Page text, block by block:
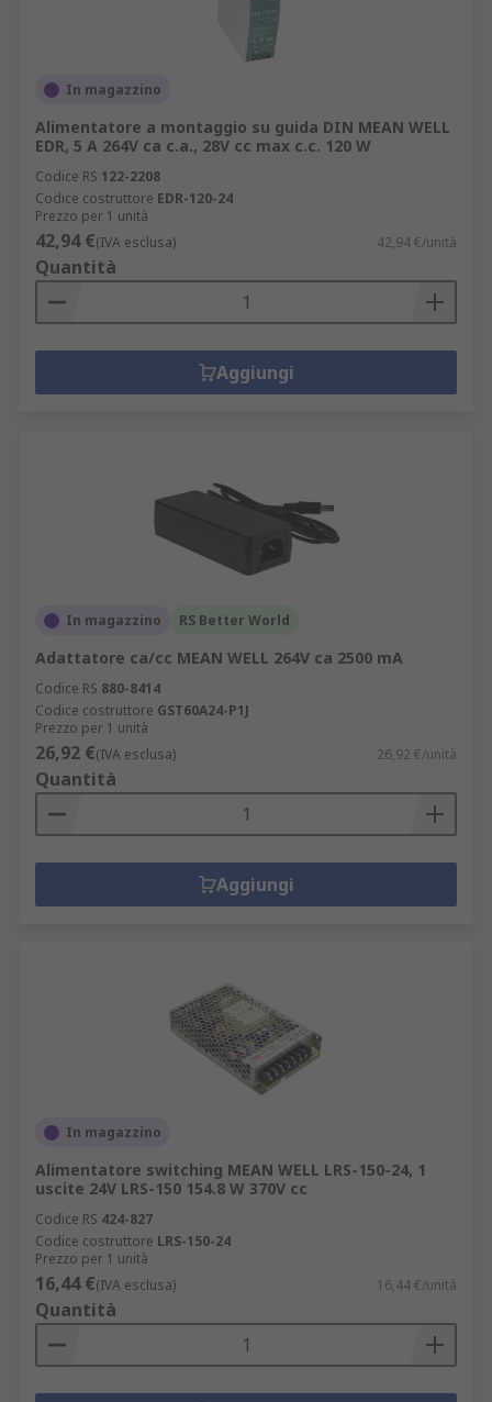
In magazzino
Alimentatore a montaggio su guida DIN MEAN WELL
EDR, 5 A 264V ca c.a., 28V cc max c.c. 120 W
Codice RS 122-2208
Codice costruttore EDR-120-24
Prezzo per 1 unità
42,94 €(IVA esclusa) 42,94 €/unità
Quantità
Aggiungi
In magazzino RS Better World
Adattatore ca/cc MEAN WELL 264V ca 2500 mA
Codice RS 880-8414
Codice costruttore GST60A24-P1J
Prezzo per 1 unità
26,92 €(IVA esclusa) 26,92 €/unità
Quantità
Aggiungi
In magazzino
Alimentatore switching MEAN WELL LRS-150-24, 1
uscite 24V LRS-150 154.8 W 370V cc
Codice RS 424-827
Codice costruttore LRS-150-24
Prezzo per 1 unità
16,44 €(IVA esclusa) 16,44 €/unità
Quantità